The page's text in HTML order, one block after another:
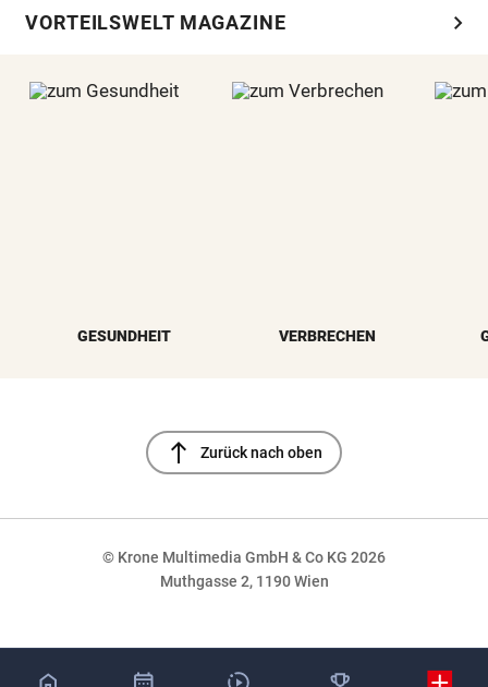
VORTEILSWELT MAGAZINE chevron_right
GESUNDHEIT VERBRECHEN
north Zurück nach oben
© Krone Multimedia GmbH & Co KG 2026
Muthgasse 2, 1190 Wien
NaN%